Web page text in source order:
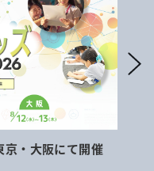
・大阪にて開催